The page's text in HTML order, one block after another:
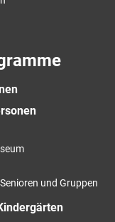
und Gruppen